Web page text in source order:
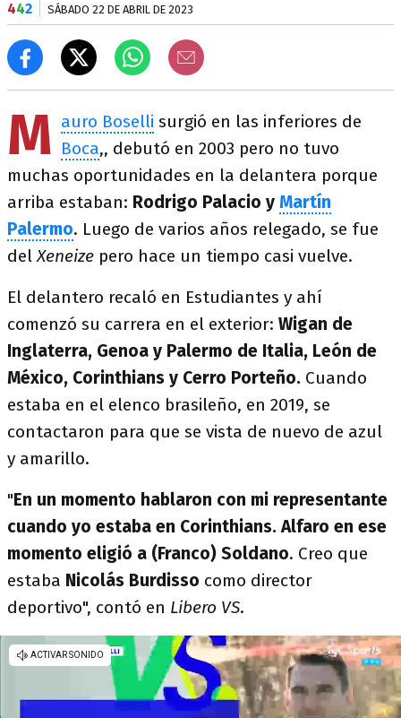
442 SÁBADO 22 DE ABRIL DE 2023
M auro Boselli surgió en las inferiores de
Boca,, debutó en 2003 pero no tuvo
muchas oportunidades en la delantera porque
arriba estaban: Rodrigo Palacio y Martín
Palermo. Luego de varios años relegado, se fue
delXeneize pero hace un tiempo casi vuelve.
El delantero recaló en Estudiantes y ahí
comenzó su carrera en el exterior: Wigan de
Inglaterra, Genoa y Palermo de Italia, León de
México, Corinthians y Cerro Porteño. Cuando
estaba en el elenco brasileño, en 2019, se
contactaron para que se vista de nuevo de azul
y amarillo.
"En un momento hablaron con mi representante
cuando yo estaba en Corinthians. Alfaro en ese
momento eligió a (Franco) Soldano. Creo que
estaba Nicolás Burdisso como director
deportivo", contó en Libero VS.